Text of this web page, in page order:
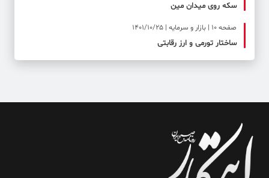
سکه روی میدان مین
صفحه ۱۰ | بازار و سرمایه | 1401/10/25
ساختار تورمی و ارز رقابتی